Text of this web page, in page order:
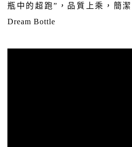
瓶中的超跑”，品質上乘，簡
Dream Bottle